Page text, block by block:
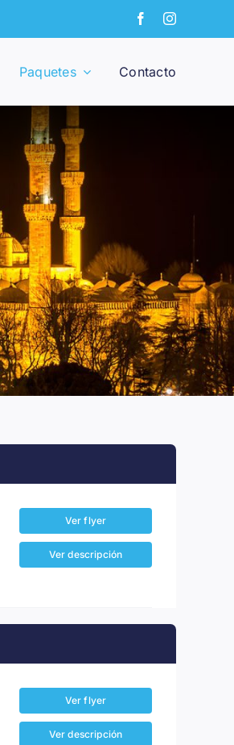
Paquetes Contacto
Ver flyer
Ver descripción
Ver flyer
Ver descripción